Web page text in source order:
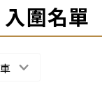
入圍名單